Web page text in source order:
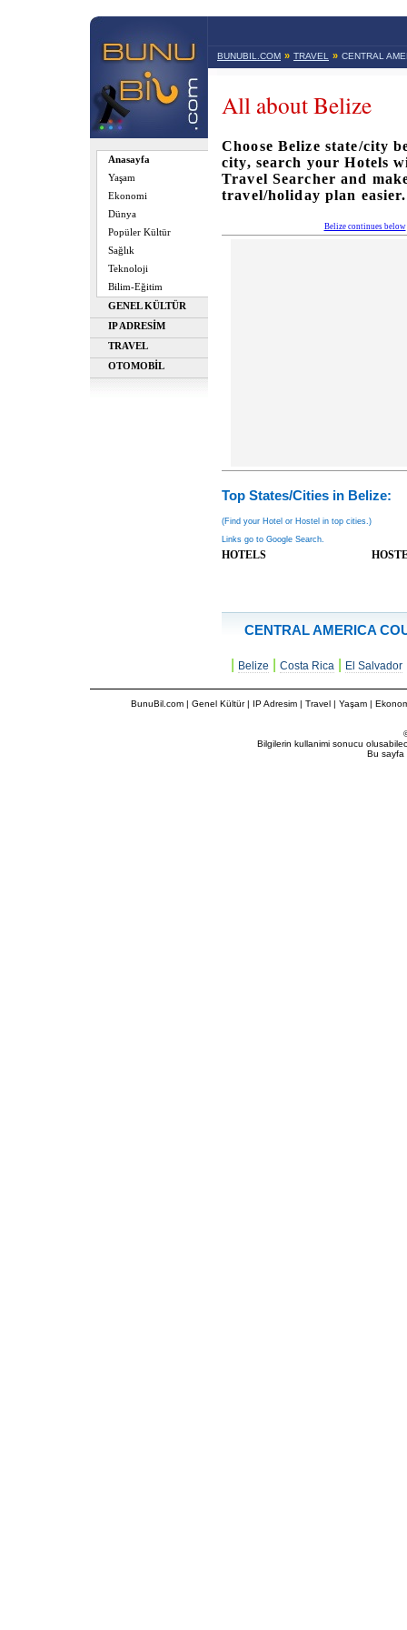
Anasayfa
Yaşam
Ekonomi
Dünya
Popüler Kültür
Sağlık
Teknoloji
Bilim-Eğitim
GENEL KÜLTÜR
IP ADRESİM
TRAVEL
OTOMOBİL
BUNUBIL.COM » TRAVEL » CENTRAL
All about Belize
Choose Belize state/city
city, search your Hotels
Travel Searcher and
travel/holiday plan easier.
Belize continues below
Top States/Cities in Belize:
(Find your Hotel or Hostel in top cities.)
Links go to Google Search.
HOTELS
CENTRAL AMERICA
Belize Costa Rica El Salvador
BunuBil.com| Genel Kültür| IP Adresim| Travel| Yaşam |
Bilgilerin kullanimi sonucu
Bu sayfa